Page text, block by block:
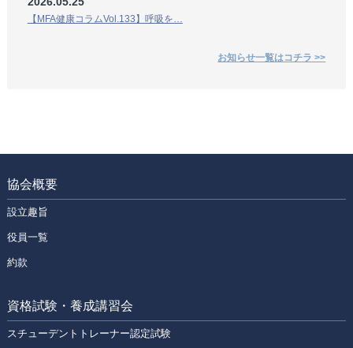
【MFA健康コラムVol.133】呼吸を…
お知らせ一覧はコチラ >>
協会概要
設立趣旨
役員一覧
約款
資格試験・養成講習会
スチューデントトレーナー認定試験